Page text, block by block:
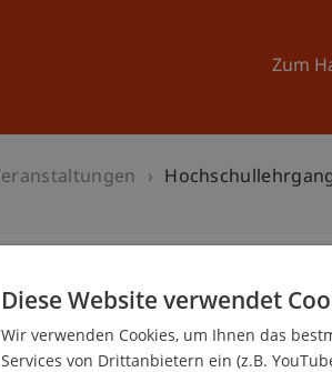
Zum
KMU
Diese Website verwendet
Wir verwenden Cookies, um Ihnen das
Services von Drittanbietern ein (z.B.